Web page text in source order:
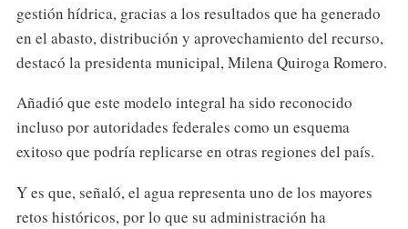
gestión hídrica, gracias a los resultados que ha generado
en el abasto, distribución y aprovechamiento del recurso,
destacó la presidenta municipal, Milena Quiroga Romero.
Añadió que este modelo integral ha sido reconocido
incluso por autoridades federales como un esquema
exitoso que podría replicarse en otras regiones del país.
Y es que, señaló, el agua representa uno de los mayores
retos históricos, por lo que su administración ha